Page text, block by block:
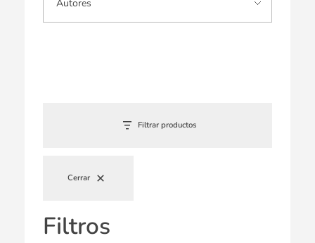
Filtrar productos
Cerrar
Filtros